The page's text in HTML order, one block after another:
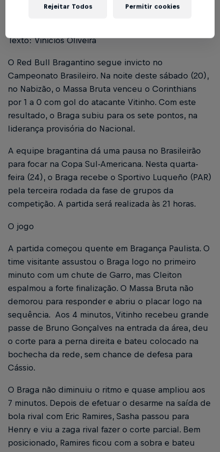
Texto: Vinicios Oliveira
O Red Bull Bragantino segue invicto no
Campeonato Brasileiro. Na noite deste sábado (20),
no Nabizão, o Massa Bruta venceu o Corinthians
por 1 a 0 com gol do atacante Vitinho. Com este
resultado, o Braga subiu para os sete pontos, na
liderança provisória do Nacional.
A equipe bragantina dá uma pausa no Brasileirão
para focar na Copa Sul-Americana. Nesta quarta-
feira (24), o Braga recebe o Sportivo Luqueño (PAR)
pela terceira rodada da fase de grupos da
competição. A partida será realizada às 21 horas.
O jogo
A partida começou quente em Bragança Paulista. O
time visitante assustou o Braga logo no primeiro
minuto com um chute de Garro, mas Cleiton
espalmou a forte finalização. O Massa Bruta não
demorou para responder e abriu o placar logo na
sequência. Aos 4 minutos, Vitinho recebeu grande
passe de Bruno Gonçalves na entrada da área, deu
o corte para a perna direita e bateu colocado na
bochecha da rede, sem chance de defesa para
Cássio.
O Braga não diminuiu o ritmo e quase ampliou aos
7 minutos. Depois de efetuar o desarme na saída de
bola rival com Eric Ramires, Sasha passou para
Henry e viu a zaga rival fazer o corte parcial. Bem
posicionado, Ramires ficou com a sobra e bateu
Rejeitar Todos Permitir cookies